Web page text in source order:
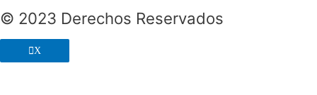
© 2023 Derechos Reservados
X